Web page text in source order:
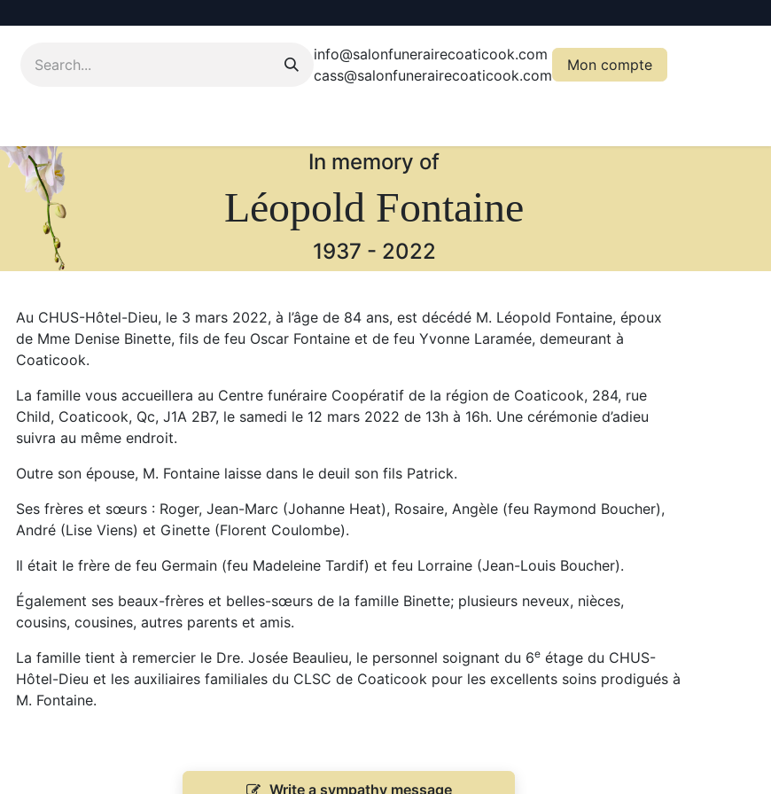
info@salonfunerairecoaticook.com
cass@salonfunerairecoaticook.com
Mon compte
In memory of
Léopold Fontaine
1937 - 2022
Au CHUS-Hôtel-Dieu, le 3 mars 2022, à l’âge de 84 ans, est décédé M. Léopold Fontaine, époux
de Mme Denise Binette, fils de feu Oscar Fontaine et de feu Yvonne Laramée, demeurant à
Coaticook.
La famille vous accueillera au Centre funéraire Coopératif de la région de Coaticook, 284, rue
Child, Coaticook, Qc, J1A 2B7, le samedi le 12 mars 2022 de 13h à 16h. Une cérémonie d’adieu
suivra au même endroit.
Outre son épouse, M. Fontaine laisse dans le deuil son fils Patrick.
Ses frères et sœurs : Roger, Jean-Marc (Johanne Heat), Rosaire, Angèle (feu Raymond Boucher),
André (Lise Viens) et Ginette (Florent Coulombe).
Il était le frère de feu Germain (feu Madeleine Tardif) et feu Lorraine (Jean-Louis Boucher).
Également ses beaux-frères et belles-sœurs de la famille Binette; plusieurs neveux, nièces,
cousins, cousines, autres parents et amis.
La famille tient à remercier le Dre. Josée Beaulieu, le personnel soignant du 6e étage du CHUS-
Hôtel-Dieu et les auxiliaires familiales du CLSC de Coaticook pour les excellents soins prodigués à
M. Fontaine.
Write a sympathy message